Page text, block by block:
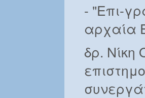
- "Επι-
αρχαία
δρ. Νίκη